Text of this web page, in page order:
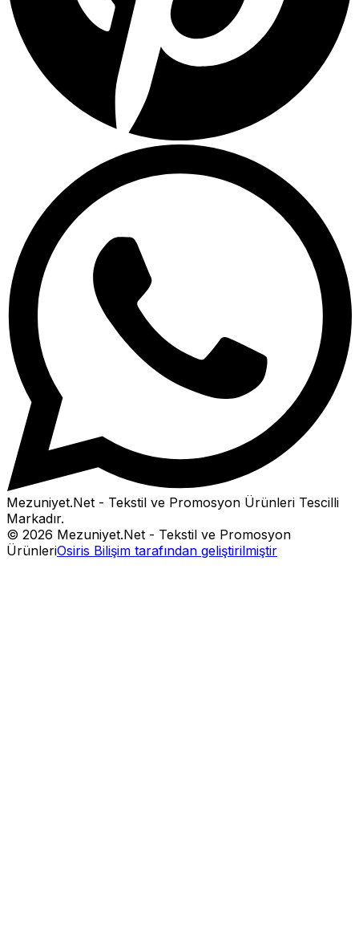
Mezuniyet.Net - Tekstil ve Promosyon Ürünleri Tescilli
Markadır.
© 2026 Mezuniyet.Net - Tekstil ve Promosyon
ÜrünleriOsiris Bilişim tarafından geliştirilmiştir